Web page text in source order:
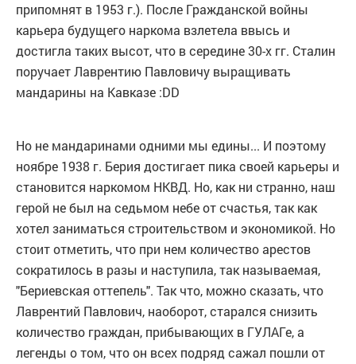
припомнят в 1953 г.). После Гражданской войны
карьера будущего наркома взлетела ввысь и
достигла таких высот, что в середине 30-х гг. Сталин
поручает Лаврентию Павловичу выращивать
мандарины на Кавказе :DD
Но не мандаринами одними мы едины... И поэтому
ноябре 1938 г. Берия достигает пика своей карьеры и
становится наркомом НКВД. Но, как ни странно, наш
герой не был на седьмом небе от счастья, так как
хотел заниматься строительством и экономикой. Но
стоит отметить, что при нем количество арестов
сократилось в разы и наступила, так называемая,
"Бериевская оттепель". Так что, можно сказать, что
Лаврентий Павлович, наоборот, старался снизить
количество граждан, прибывающих в ГУЛАГе, а
легенды о том, что он всех подряд сажал пошли от